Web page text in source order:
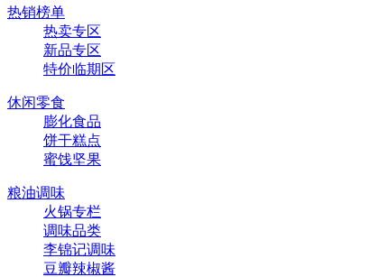
热销榜单
热卖专区
新品专区
特价临期区
休闲零食
膨化食品
饼干糕点
蜜饯坚果
粮油调味
火锅专栏
调味品类
李锦记调味
豆瓣辣椒酱